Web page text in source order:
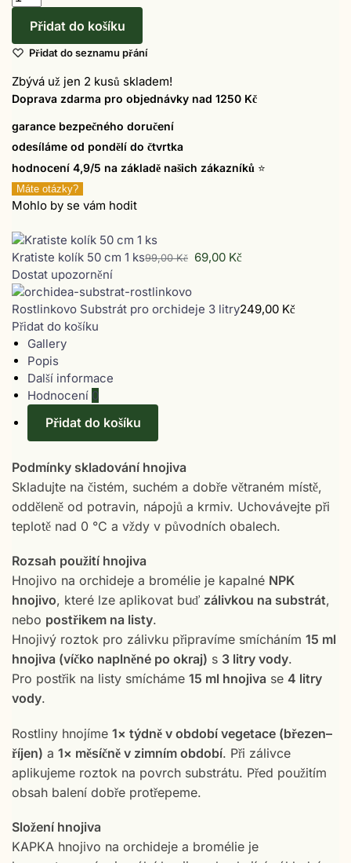
Přidat do košíku
Přidat do seznamu přání
Zbývá už jen 2 kusů skladem!
Doprava zdarma pro objednávky nad 1250 Kč
garance bezpečného doručení
odesíláme od pondělí do čtvrtka
hodnocení 4,9/5 na základě našich zákazníků ⭐
Máte otázky?
Mohlo by se vám hodit
Kratiste kolík 50 cm 1 ks99,00Kč 69,00 Kč
Dostat upozornění
Rostlinkovo Substrát pro orchideje 3 litry249,00 Kč
Přidat do košíku
Gallery
Popis
Další informace
Hodnocení 0
Přidat do košíku
Podmínky skladování hnojiva
Skladujte na čistém, suchém a dobře větraném místě,
odděleně od potravin, nápojů a krmiv. Uchovávejte při
teplotě nad 0 °C a vždy v původních obalech.
Rozsah použití hnojiva
Hnojivo na orchideje a bromélie je kapalné NPK
hnojivo, které lze aplikovat buď zálivkou na substrát,
nebo postřikem na listy.
Hnojivý roztok pro zálivku připravíme smícháním 15 ml
hnojiva (víčko naplněné po okraj) s 3 litry vody.
Pro postřik na listy smícháme 15 ml hnojiva se 4 litry
vody.
Rostliny hnojíme 1× týdně v období vegetace (březen–
říjen) a 1× měsíčně v zimním období. Při zálivce
aplikujeme roztok na povrch substrátu. Před použitím
obsah balení dobře protřepeme.
Složení hnojiva
KAPKA hnojivo na orchideje a bromélie je